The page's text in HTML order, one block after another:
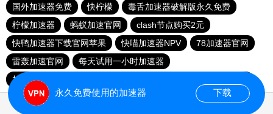
国外加速器免费
快柠檬
毒舌加速器破解版永久免费
柠檬加速器
蚂蚁加速官网
clash节点购买2元
快鸭加速器下载官网苹果
快喵加速器NPV
78加速器官网
雷轰加速官网
每天试用一小时加速器
加速器免费版永久版下载
永久免费使用的加速器 下载